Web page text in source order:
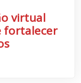
virtual
fortalecer